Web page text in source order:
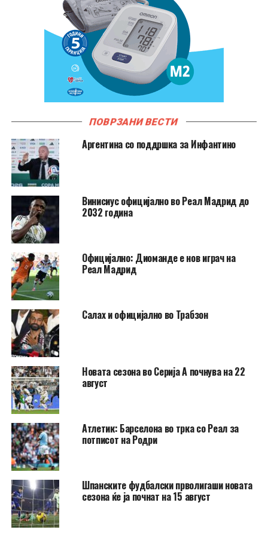
ПОВРЗАНИ ВЕСТИ
Аргентина со поддршка за Инфантино
Винисиус официјално во Реал Мадрид до
2032 година
Официјално: Диоманде е нов играч на
Реал Мадрид
Салах и официјално во Трабзон
Новата сезона во Серија А почнува на 22
август
Атлетик: Барселона во трка со Реал за
потписот на Родри
Шпанските фудбалски прволигаши новата
сезона ќе ја почнат на 15 август